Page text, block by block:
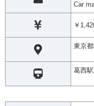
Car
￥
東京
葛西